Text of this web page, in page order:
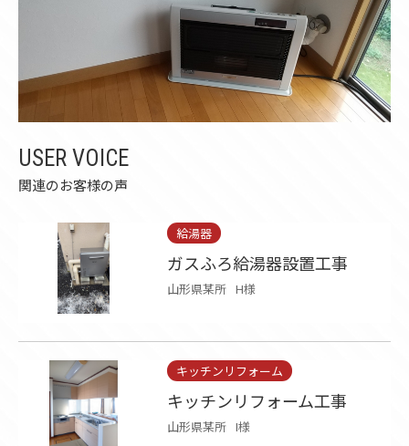
USER VOICE
関連のお客様の声
給湯器
ガスふろ給湯器設置工事
山形県某所 H様
キッチンリフォーム
キッチンリフォーム工事
山形県某所 I様